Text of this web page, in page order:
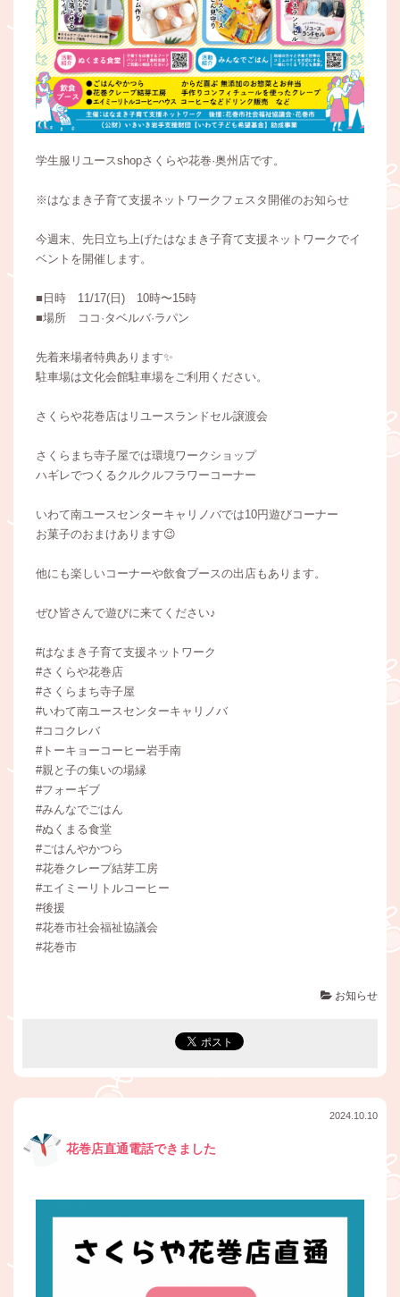
学生服リユースshopさくらや花巻·奥州店です。
※はなまき子育て支援ネットワークフェスタ開催のお知らせ
今週末、先日立ち上げたはなまき子育て支援ネットワークでイ
ベントを開催します。
■日時 11/17(日) 10時〜15時
■場所 ココ·タベルバ·ラパン
先着来場者特典あります✨️
駐車場は文化会館駐車場をご利用ください。
さくらや花巻店はリユースランドセル譲渡会
さくらまち寺子屋では環境ワークショップ
ハギレでつくるクルクルフラワーコーナー
いわて南ユースセンターキャリノバでは10円遊びコーナー
お菓子のおまけあります😉
他にも楽しいコーナーや飲食ブースの出店もあります。
ぜひ皆さんで遊びに来てください♪
#はなまき子育て支援ネットワーク
#さくらや花巻店
#さくらまち寺子屋
#いわて南ユースセンターキャリノバ
#ココクレバ
#トーキョーコーヒー岩手南
#親と子の集いの場縁
#フォーギブ
#みんなでごはん
#ぬくまる食堂
#ごはんやかつら
#花巻クレープ結芽工房
#エイミーリトルコーヒー
#後援
#花巻市社会福祉協議会
#花巻市
お知らせ
2024.10.10
花巻店直通電話できました